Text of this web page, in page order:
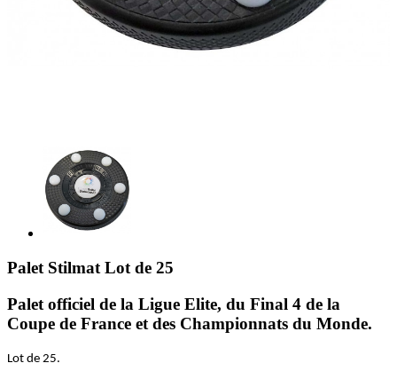
Palet Stilmat Lot de 25
Palet officiel de la Ligue Elite, du Final 4 de la
Coupe de France et des Championnats du Monde.
Lot de 25.